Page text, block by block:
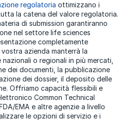
regolatoria ottimizzano i
la catena del valore regolatoria.
di submission garantiranno
nel settore life sciences
completamente
azienda manterrà la
o regionali in più mercati,
dei documenti, la pubblicazione
dei dossier, il deposito delle
Offriamo capacità flessibili e
Common Technical
EMA e altre agenzie a livello
le opzioni di servizio e i